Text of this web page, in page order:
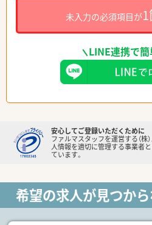
未入力の必須項目が1
LINE連携で簡
安心してご登録いただくために
ファルマスタッフを運営する（株
人情報を適切に管理する事業者
ています。
希望の求人が見つか